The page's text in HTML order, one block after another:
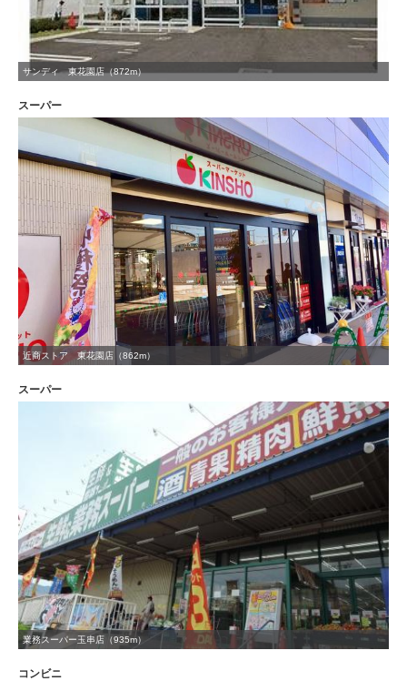
サンディ 東花園店（872m）
スーパー
近商ストア 東花園店（862m）
スーパー
業務スーパー玉串店（935m）
コンビニ